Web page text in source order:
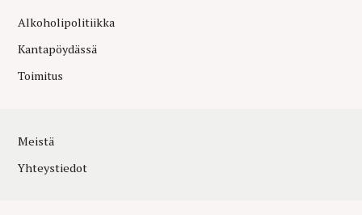
Alkoholipolitiikka
Kantapöydässä
Toimitus
Meistä
Yhteystiedot